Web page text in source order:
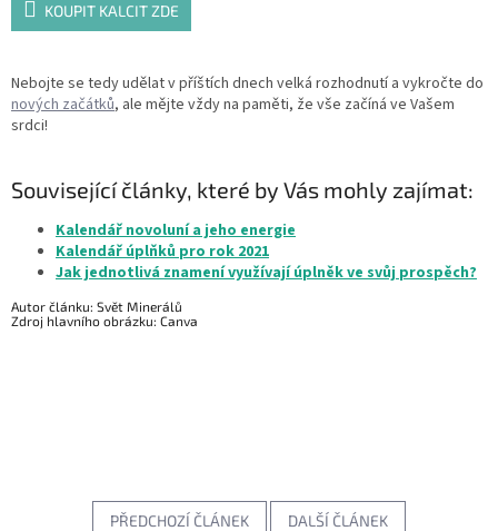
KOUPIT KALCIT ZDE
Nebojte se tedy udělat v příštích dnech velká rozhodnutí a vykročte do
nových začátků, ale mějte vždy na paměti, že vše začíná ve Vašem
srdci!
Související články, které by Vás mohly zajímat:
Kalendář novoluní a jeho energie
Kalendář úplňků pro rok 2021
Jak jednotlivá znamení využívají úplněk ve svůj prospěch?
Autor článku: Svět Minerálů
Zdroj hlavního obrázku: Canva
PŘEDCHOZÍ ČLÁNEK DALŠÍ ČLÁNEK